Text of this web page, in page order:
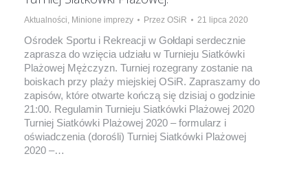
Aktualności, Minione imprezy Przez OSiR 21 lipca 2020
Ośrodek Sportu i Rekreacji w Gołdapi serdecznie
zaprasza do wzięcia udziału w Turnieju Siatkówki
Plażowej Mężczyzn. Turniej rozegrany zostanie na
boiskach przy plaży miejskiej OSiR. Zapraszamy do
zapisów, które otwarte kończą się dzisiaj o godzinie
21:00. Regulamin Turnieju Siatkówki Plażowej 2020
Turniej Siatkówki Plażowej 2020 – formularz i
oświadczenia (dorośli) Turniej Siatkówki Plażowej
2020 –…